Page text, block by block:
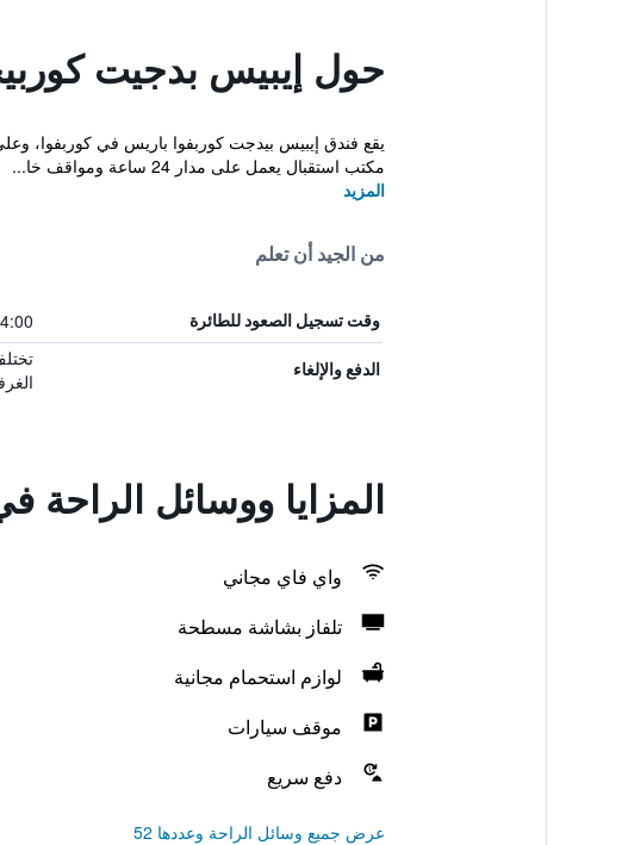
حول إيبيس بدجيت
مكتب استقبال يعمل على مدار 24 ساعة ومواقف خا...
المزيد
من الجيد أن تعلم
وقت تسجيل الصعود للطائرة
الدفع والإلغاء
المزايا ووسائل الراحة
واي فاي مجاني
تلفاز بشاشة مسطحة
لوازم استحمام مجانية
موقف سيارات
دفع سريع
عرض جميع وسائل الراحة وعددها 52